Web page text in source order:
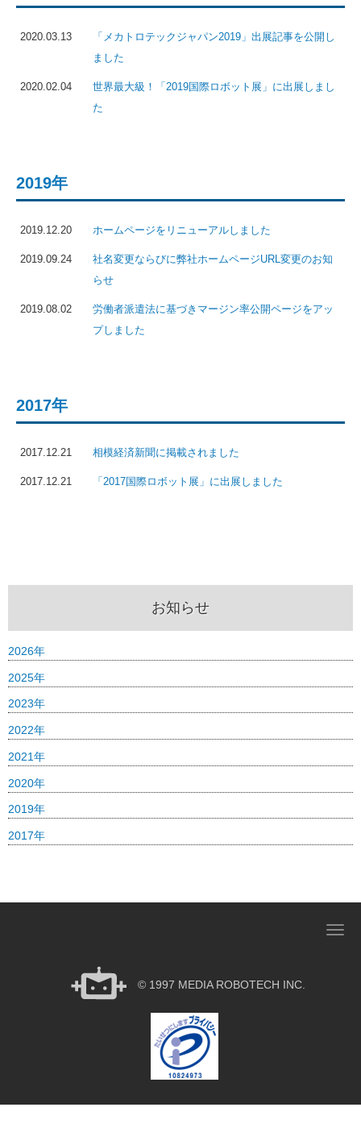
2020.03.13
「メカトロテックジャパン2019」出展記事を公開し
ました
2020.02.04
世界最大級！「2019国際ロボット展」に出展しまし
た
2019年
2019.12.20 ホームページをリニューアルしました
2019.09.24
社名変更ならびに弊社ホームページURL変更のお知
らせ
2019.08.02
労働者派遣法に基づきマージン率公開ページをアッ
プしました
2017年
2017.12.21 相模経済新聞に掲載されました
2017.12.21 「2017国際ロボット展」に出展しました
お知らせ
2026年
2025年
2023年
2022年
2021年
2020年
2019年
2017年
N
© 1997 MEDIA ROBOTECH INC.